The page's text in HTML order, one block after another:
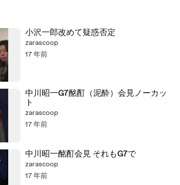
小沢一郎改めて疑惑否定
zarascoop
17 年前
中川昭一G7酩酊（泥酔）会見ノーカッ
ト
zarascoop
17 年前
中川昭一酩酊会見 それもG7で
zarascoop
17 年前